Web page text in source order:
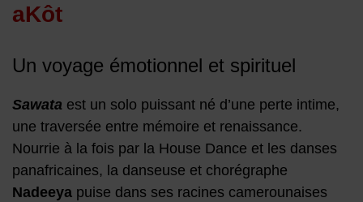
aKôt
Un voyage émotionnel et spirituel
Sawata est un solo puissant né d’une perte intime,
une traversée entre mémoire et renaissance.
Nourrie à la fois par la House Dance et les danses
panafricaines, la danseuse et chorégraphe
Nadeeya puise dans ses racines camerounaises